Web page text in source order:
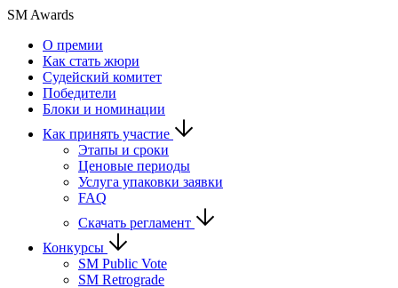
SM Awards
О премии
Как стать жюри
Судейский комитет
Победители
Блоки и номинации
Как принять участие
Этапы и сроки
Ценовые периоды
Услуга упаковки заявки
FAQ
Скачать регламент
Конкурсы
SM Public Vote
SM Retrograde